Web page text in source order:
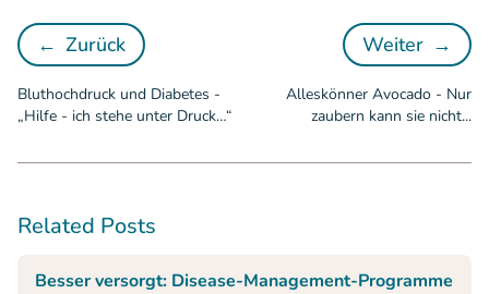
← Zurück
Bluthochdruck und Diabetes - „Hilfe - ich
Bluthochdruck und Diabetes -
„Hilfe - ich stehe unter Druck…“
Weiter →
Alleskönner Avocado - Nur
zaubern kann sie nicht...
Related Posts
Besser versorgt: Disease-Management-Programme